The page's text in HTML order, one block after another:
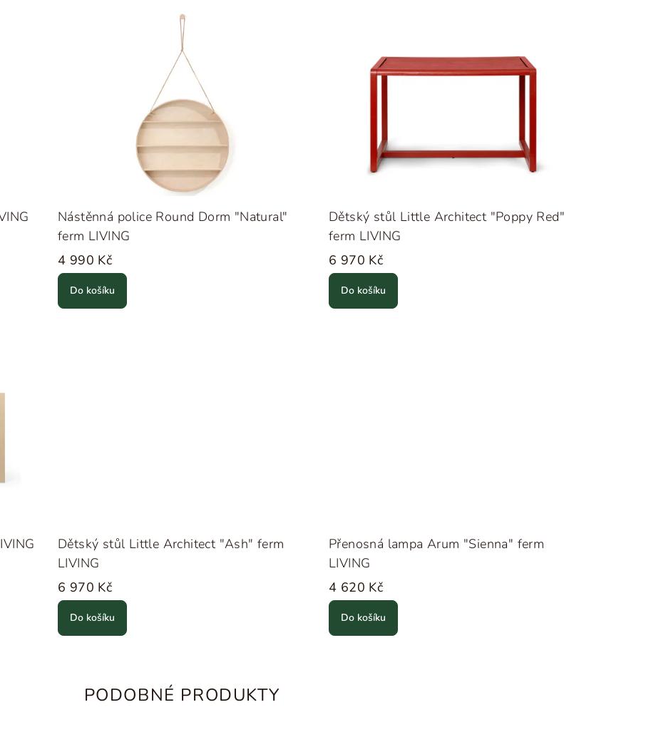
Nástěnná police Round Dorm "Natural"
ferm LIVING
4 990 Kč
Do košíku
Dětský stůl Little Architect "Poppy Red"
ferm LIVING
6 970 Kč
Do košíku
Dětský stůl Little Architect "Ash" ferm
LIVING
6 970 Kč
Do košíku
Přenosná lampa Arum "Sienna" ferm
LIVING
4 620 Kč
Do košíku
PODOBNÉ PRODUKTY